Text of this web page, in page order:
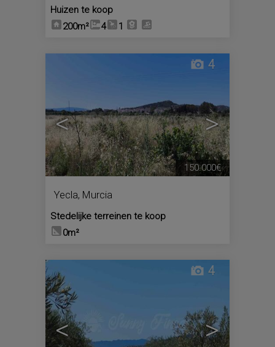
Huizen te koop
200m²
4 1
< >
4
Yecla, Murcia
Stedelijke terreinen te koop
0m²
150.000€
< >
4